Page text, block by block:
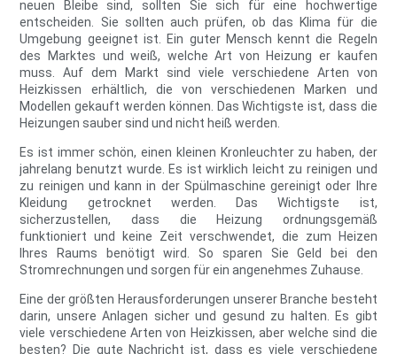
neuen Bleibe sind, sollten Sie sich für eine hochwertige
entscheiden. Sie sollten auch prüfen, ob das Klima für die
Umgebung geeignet ist. Ein guter Mensch kennt die Regeln
des Marktes und weiß, welche Art von Heizung er kaufen
muss. Auf dem Markt sind viele verschiedene Arten von
Heizkissen erhältlich, die von verschiedenen Marken und
Modellen gekauft werden können. Das Wichtigste ist, dass die
Heizungen sauber sind und nicht heiß werden.
Es ist immer schön, einen kleinen Kronleuchter zu haben, der
jahrelang benutzt wurde. Es ist wirklich leicht zu reinigen und
zu reinigen und kann in der Spülmaschine gereinigt oder Ihre
Kleidung getrocknet werden. Das Wichtigste ist,
sicherzustellen, dass die Heizung ordnungsgemäß
funktioniert und keine Zeit verschwendet, die zum Heizen
Ihres Raums benötigt wird. So sparen Sie Geld bei den
Stromrechnungen und sorgen für ein angenehmes Zuhause.
Eine der größten Herausforderungen unserer Branche besteht
darin, unsere Anlagen sicher und gesund zu halten. Es gibt
viele verschiedene Arten von Heizkissen, aber welche sind die
besten? Die gute Nachricht ist, dass es viele verschiedene